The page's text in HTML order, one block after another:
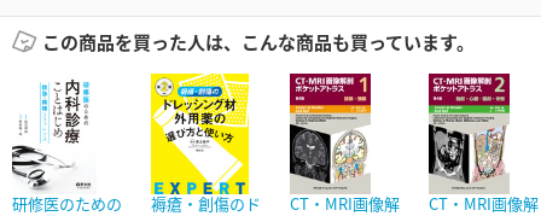
この商品を買った人は、こんな商品も買っています。
研修医のための
褥瘡・創傷のド
CT・MRI画像解
CT・MRI画像解